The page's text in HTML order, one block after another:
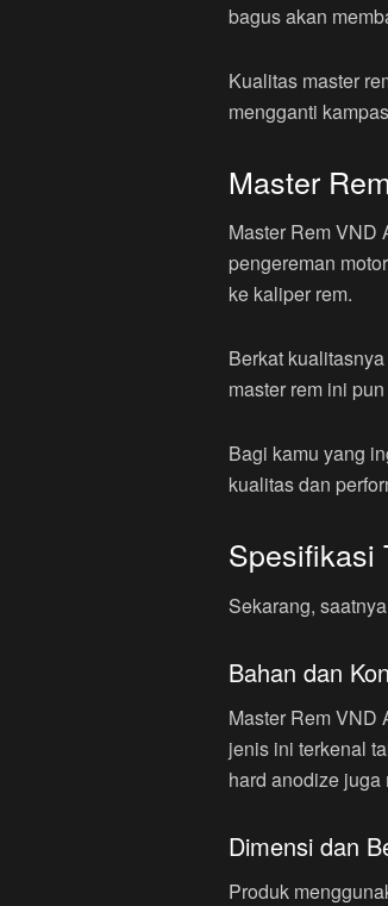
bagus akan
Kualitas master
mengganti
Master
Master Rem VND
pengereman
ke kaliper rem.
Berkat
master rem ini
Bagi kamu yang
kualitas dan
Spesifikasi
Sekarang,
Bahan dan
Master Rem VND
jenis ini terkenal
hard anodize
Dimensi dan
Produk